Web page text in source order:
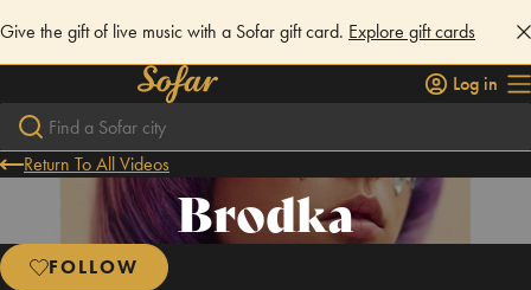
Give the gift of live music with a Sofar gift card. Explore gift cards
Log in
Return To All Videos
Brodka
FOLLOW